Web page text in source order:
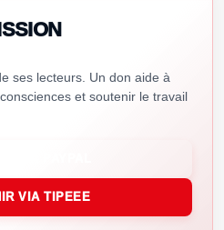
ses lecteurs. Un don aide à
et soutenir le travail
VIA TIPEEE